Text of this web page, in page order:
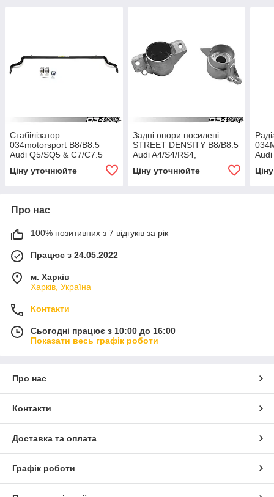
Стабілізатор
034motorsport B8/B8.5
Audi Q5/SQ5 & C7/C7.5
задній
Ціну уточнюйте
Задні опори посилені
STREET DENSITY B8/B8.5
Audi A4/S4/RS4,
Ціну уточнюйте
Про нас
100% позитивних з 7 відгуків за рік
Працює з 24.05.2022
м. Харків
Харків, Україна
Контакти
Сьогодні працює з 10:00 до 16:00
Показати весь графік роботи
Про нас
Контакти
Доставка та оплата
Графік роботи